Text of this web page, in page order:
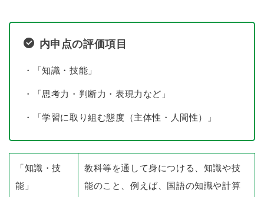
内申点の評価項目
・「知識・技能」
・「思考力・判断力・表現力など」
・「学習に取り組む態度（主体性・人間性）」
「知識・技
能」
教科等を通して身につける、知識や技
能のこと、例えば、国語の知識や計算